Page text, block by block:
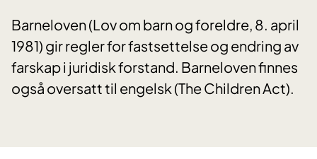
Barneloven (Lov om barn og foreldre, 8. april
1981) gir regler for fastsettelse og endring av
farskap i juridisk forstand. Barneloven finnes
også oversatt til engelsk (The Children Act).